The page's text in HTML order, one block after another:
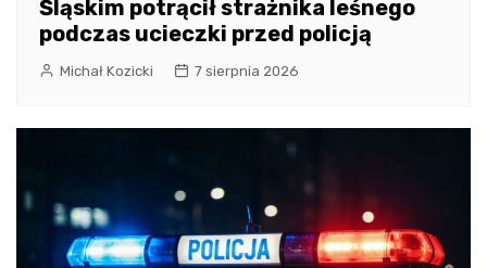
Śląskim potrącił strażnika leśnego
podczas ucieczki przed policją
Michał Kozicki 7 sierpnia 2026